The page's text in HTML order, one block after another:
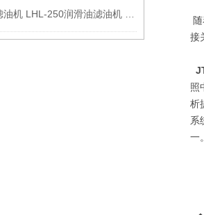
接
照
析
系
一。